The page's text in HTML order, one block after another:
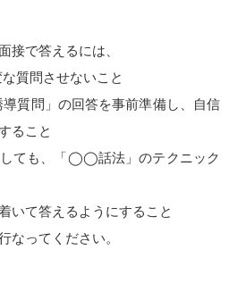
接で答えるには、
質問させないこと
導質問」の回答を事前準備し、自信
ること
しても、「◯◯話法」のテクニック
いて答えるようにすること
なってください。